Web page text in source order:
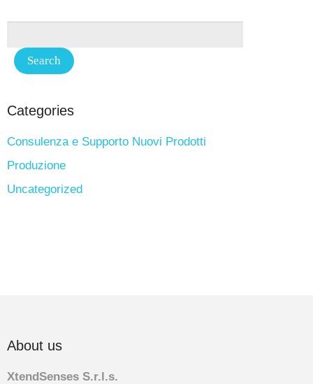
Categories
Consulenza e Supporto Nuovi Prodotti
Produzione
Uncategorized
About us
XtendSenses S.r.l.s.